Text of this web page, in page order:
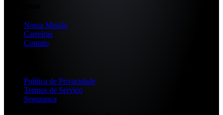
Nossa Missão
Carreiras
Contato
Política de Privacidade
Termos de Serviço
Segurança